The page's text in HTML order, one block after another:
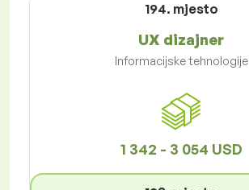
194. mjesto
UX dizajner
Informacijske tehnologije
1 342 - 3 054 USD